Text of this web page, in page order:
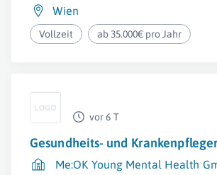
Wien
Vollzeit ab 35.000€ pro Jahr
vor 6 T
Gesundheits- und
Me:OK Young Mental Health